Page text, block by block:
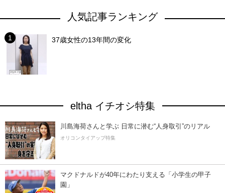
人気記事ランキング
37歳女性の13年間の変化
eltha イチオシ特集
川島海荷さんと学ぶ 日常に潜む“人身取引”のリアル
オリコンタイアップ特集
マクドナルドが40年にわたり支える「小学生の甲子
園」